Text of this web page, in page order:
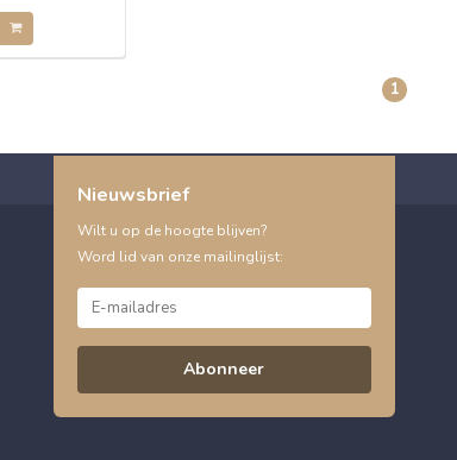
1
Nieuwsbrief
Wilt u op de hoogte blijven?
Word lid van onze mailinglijst:
Abonneer